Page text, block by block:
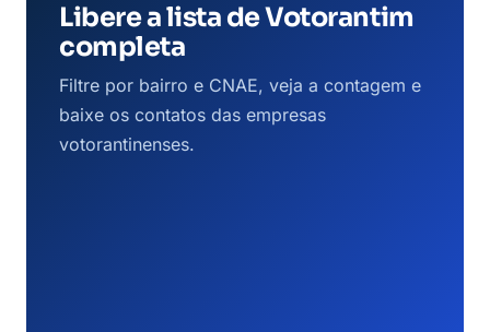
Libere a lista de Votorantim
completa
Filtre por bairro e CNAE, veja a contagem e
baixe os contatos das empresas
votorantinenses.